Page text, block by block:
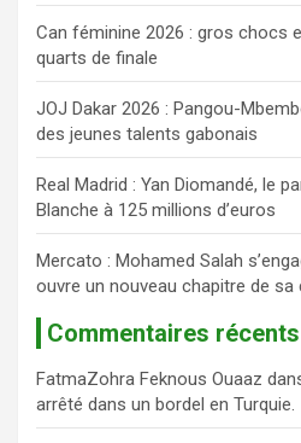
h
e
r
Can féminine 2026 : gros chocs
quarts de finale
JOJ Dakar 2026 : Pangou-
des jeunes talents gabonais
Real Madrid : Yan Diomandé, le
Blanche à 125 millions d’euros
Mercato : Mohamed Salah
ouvre un nouveau chapitre de sa
Commentaires récents
FatmaZohra Feknous Ouaaz
arrêté dans un bordel en Turquie.